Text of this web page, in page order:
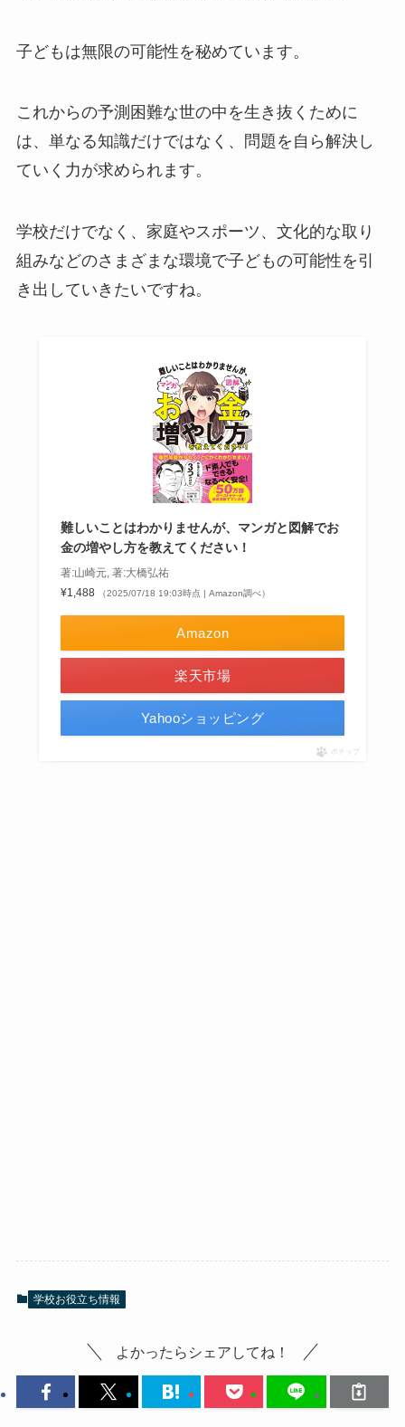
子どもは無限の可能性を秘めています。
これからの予測困難な世の中を生き抜くために
は、単なる知識だけではなく、問題を自ら解決し
ていく力が求められます。
学校だけでなく、家庭やスポーツ、文化的な取り
組みなどのさまざまな環境で子どもの可能性を引
き出していきたいですね。
難しいことはわかりませんが、マンガと図解でお
金の増やし方を教えてください！
著:山崎元, 著:大橋弘祐
¥1,488
（2025/07/18 19:03時点 | Amazon調べ）
Amazon
楽天市場
Yahooショッピング
ポチップ
学校お役立ち情報
よかったらシェアしてね！